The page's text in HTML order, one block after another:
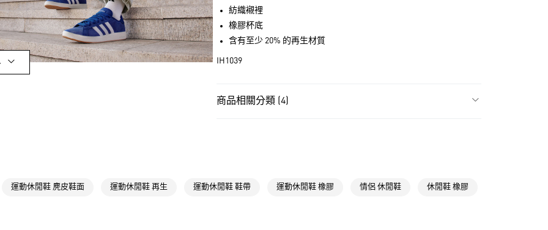
運送方式
每筆NT$80，滿NT$1,500(含以上)免運費
紡織襯裡
橡膠杯底
含有至少 20% 的再生材質
IH1039
商品相關分類 (4)
最新活動 爸氣有禮 | 2件8折；3件7折
運動休閒鞋 麂皮鞋面 運動休閒鞋 再生 運動休閒鞋 鞋帶 運動休閒鞋 橡膠 情侶 休閒鞋 休閒鞋 橡膠